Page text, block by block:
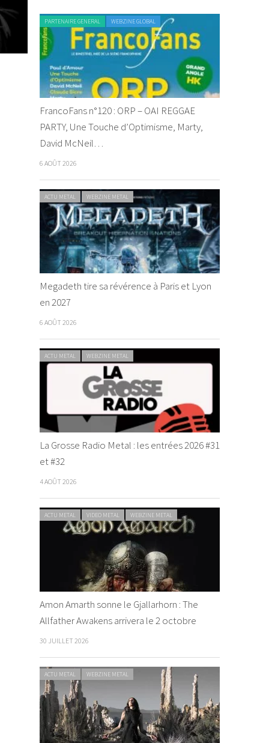
PARTENAIRE GENERAL WEBZINE GLOBAL
FrancoFans n°120 : ORP – OAI REGGAE
PARTY, Une Touche d’Optimisme, Marty,
David McNeil…
6 AOÛT 2026
ACTU METAL WEBZINE METAL
Megadeth tire sa révérence à Paris et Lyon
en 2027
6 AOÛT 2026
ACTU METAL WEBZINE METAL
La Grosse Radio Metal : les entrées 2026 #31
et #32
4 AOÛT 2026
ACTU METAL VIDEO METAL WEBZINE METAL
Amon Amarth sonne le Gjallarhorn : The
Allfather Awakens arrivera le 2 octobre
30 JUILLET 2026
ACTU METAL WEBZINE METAL